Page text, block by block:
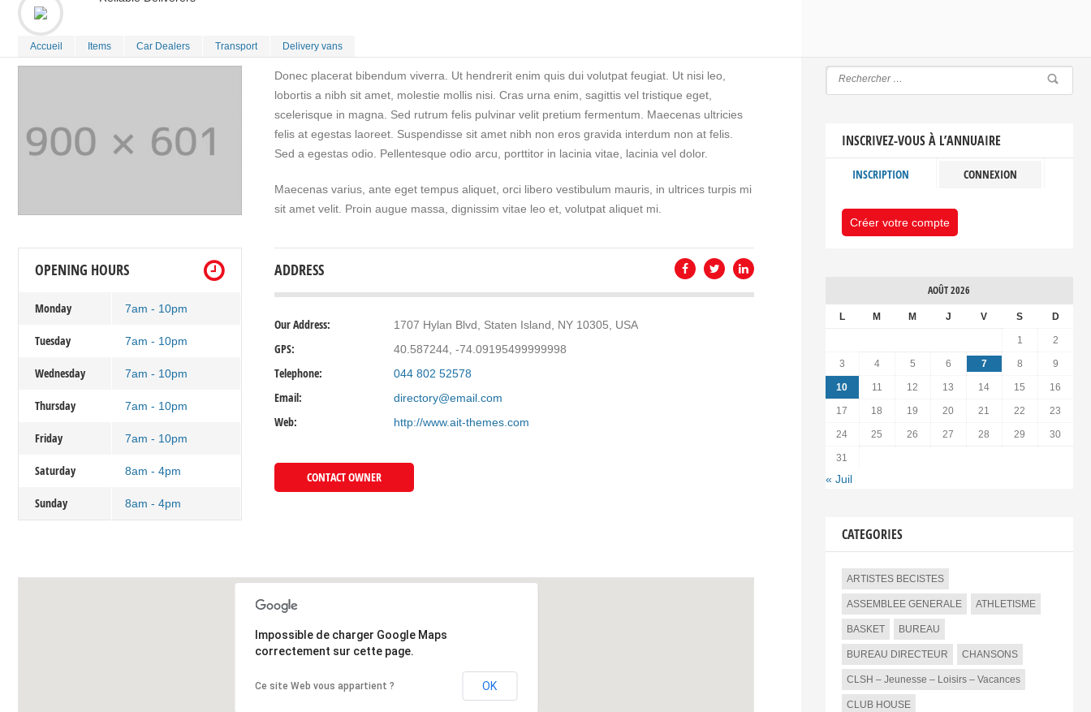
Accueil Items Car Dealers Transport Delivery vans
Donec placerat bibendum viverra. Ut hendrerit enim quis dui volutpat feugiat. Ut nisi leo,
lobortis a nibh sit amet, molestie mollis nisi. Cras urna enim, sagittis vel tristique eget,
scelerisque in magna. Sed rutrum felis pulvinar velit pretium fermentum. Maecenas ultricies
felis at egestas laoreet. Suspendisse sit amet nibh non eros gravida interdum non at felis.
Sed a egestas odio. Pellentesque odio arcu, porttitor in lacinia vitae, lacinia vel dolor.
Maecenas varius, ante eget tempus aliquet, orci libero vestibulum mauris, in ultrices turpis mi
sit amet velit. Proin augue massa, dignissim vitae leo et, volutpat aliquet mi.
OPENING HOURS
Monday 7am - 10pm
Tuesday 7am - 10pm
Wednesday 7am - 10pm
Thursday 7am - 10pm
Friday 7am - 10pm
Saturday 8am - 4pm
Sunday 8am - 4pm
ADDRESS
Our Address: 1707 Hylan Blvd, Staten Island, NY 10305, USA
GPS: 40.587244, -74.09195499999998
Telephone: 044 802 52578
Email: directory@email.com
Web: http://www.ait-themes.com
CONTACT OWNER
Impossible de charger Google Maps
correctement sur cette page.
Ce site Web vous appartient ? OK
INSCRIVEZ-VOUS À L’ANNUAIRE
INSCRIPTION CONNEXION
Créer votre compte
AOÛT 2026
L M M J V S D
1 2
3 4 5 6 7 8 9
10 11 12 13 14 15 16
17 18 19 20 21 22 23
24 25 26 27 28 29 30
31
« Juil
CATEGORIES
ARTISTES BECISTES
ASSEMBLEE GENERALE ATHLETISME
BASKET BUREAU
BUREAU DIRECTEUR CHANSONS
CLSH – Jeunesse – Loisirs – Vacances
CLUB HOUSE